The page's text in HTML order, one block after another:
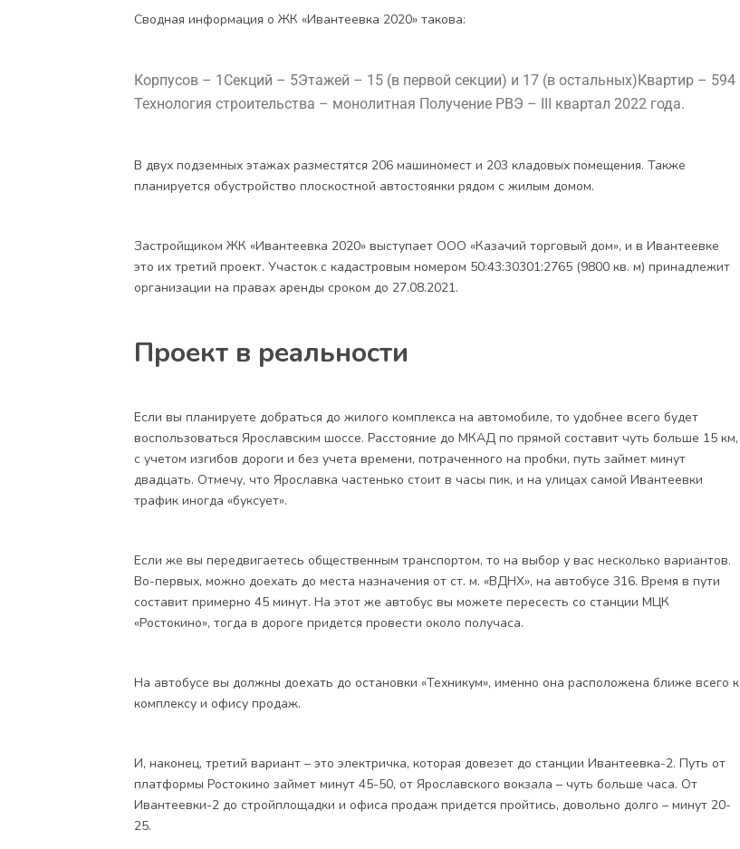
Сводная информация о ЖК «Ивантеевка 2020» такова:
Корпусов – 1 Секций – 5Этажей – 15 (в первой секции) и 17 (в остальных)Квартир – 594
Технология строительства – монолитная Получение РВЭ – III квартал 2022 года.
В двух подземных этажах разместятся 206 машиномест и 203 кладовых помещения. Также
планируется обустройство плоскостной автостоянки рядом с жилым домом.
Застройщиком ЖК «Ивантеевка 2020» выступает ООО «Казачий торговый дом», и в Ивантеевке
это их третий проект. Участок с кадастровым номером 50:43:30301:2765 (9800 кв. м) принадлежит
организации на правах аренды сроком до 27.08.2021.
Проект в реальности
Если вы планируете добраться до жилого комплекса на автомобиле, то удобнее всего будет
воспользоваться Ярославским шоссе. Расстояние до МКАД по прямой составит чуть больше 15 км,
с учетом изгибов дороги и без учета времени, потраченного на пробки, путь займет минут
двадцать. Отмечу, что Ярославка частенько стоит в часы пик, и на улицах самой Ивантеевки
трафик иногда «буксует».
Если же вы передвигаетесь общественным транспортом, то на выбор у вас несколько вариантов.
Во-первых, можно доехать до места назначения от ст. м. «ВДНХ», на автобусе 316. Время в пути
составит примерно 45 минут. На этот же автобус вы можете пересесть со станции МЦК
«Ростокино», тогда в дороге придется провести около получаса.
На автобусе вы должны доехать до остановки «Техникум», именно она расположена ближе всего к
комплексу и офису продаж.
И, наконец, третий вариант – это электричка, которая довезет до станции Ивантеевка-2. Путь от
платформы Ростокино займет минут 45-50, от Ярославского вокзала – чуть больше часа. От
Ивантеевки-2 до стройплощадки и офиса продаж придется пройтись, довольно долго – минут 20-
25.